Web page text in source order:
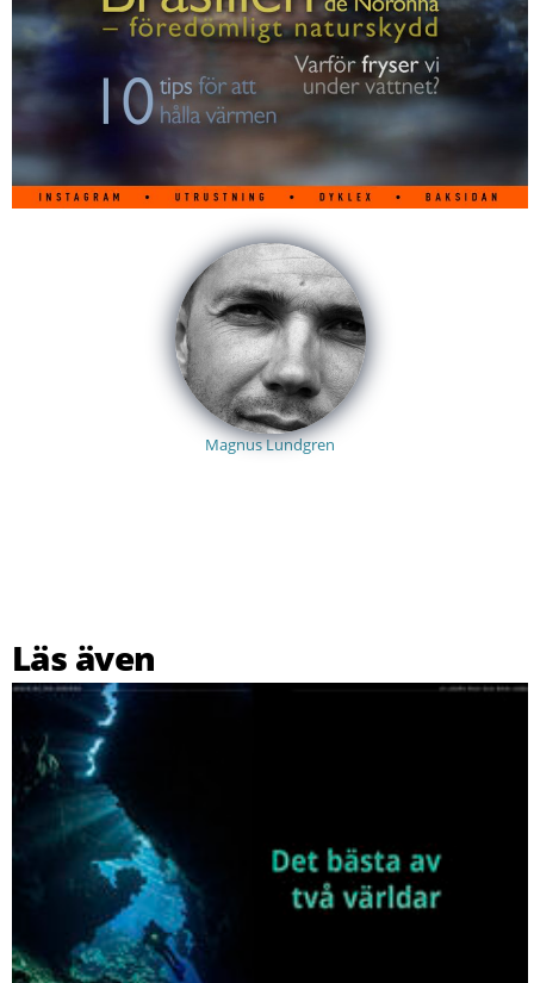
Magnus Lundgren
Läs även